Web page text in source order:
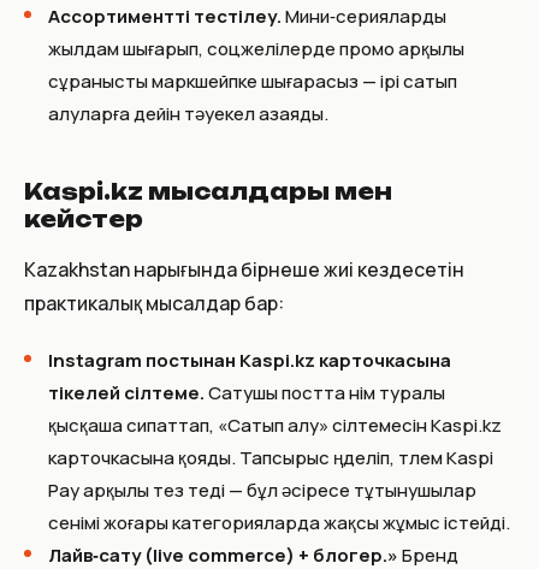
Ассортиментті тестілеу.Мини‑серияларды
жылдам шығарып, соцжелілерде промо арқылы
сұранысты маркшейпке шығарасыз — ірі сатып
алуларға дейін тәуекел азаяды.
Kaspi.kz мысалдары мен
кейстер
Kazakhstan нарығында бірнеше жиі кездесетін
практикалық мысалдар бар:
Instagram постынан Kaspi.kz карточкасына
тікелей сілтеме.Сатушы постта өнім туралы
қысқаша сипаттап, «Сатып алу» сілтемесін Kaspi.kz
карточкасына қояды. Тапсырыс өңделіп, төлем Kaspi
Pay арқылы тез өтеді — бұл әсіресе тұтынушылар
сенімі жоғары категорияларда жақсы жұмыс істейді.
Лайв‑сату (live commerce) + блогер.»Бренд